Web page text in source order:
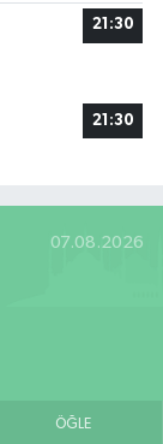
21:30
21:30
07.08.2026
ÖĞLE